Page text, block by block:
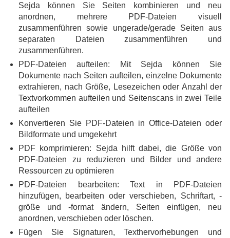
Sejda können Sie Seiten kombinieren und neu
anordnen, mehrere PDF-Dateien visuell
zusammenführen sowie ungerade/gerade Seiten aus
separaten Dateien zusammenführen und
zusammenführen.
PDF-Dateien aufteilen: Mit Sejda können Sie
Dokumente nach Seiten aufteilen, einzelne Dokumente
extrahieren, nach Größe, Lesezeichen oder Anzahl der
Textvorkommen aufteilen und Seitenscans in zwei Teile
aufteilen
Konvertieren Sie PDF-Dateien in Office-Dateien oder
Bildformate und umgekehrt
PDF komprimieren: Sejda hilft dabei, die Größe von
PDF-Dateien zu reduzieren und Bilder und andere
Ressourcen zu optimieren
PDF-Dateien bearbeiten: Text in PDF-Dateien
hinzufügen, bearbeiten oder verschieben, Schriftart, -
größe und -format ändern, Seiten einfügen, neu
anordnen, verschieben oder löschen.
Fügen Sie Signaturen, Texthervorhebungen und